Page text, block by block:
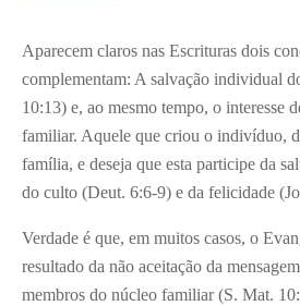
Aparecem claros nas Escrituras dois
complementam: A salvação individual
10:13) e, ao mesmo tempo, o interesse
familiar. Aquele que criou o indivíduo,
família, e deseja que esta participe da
do culto (Deut. 6:6-9) e da felicidade
Verdade é que, em muitos casos, o
resultado da não aceitação da
membros do núcleo familiar (S. Mat.